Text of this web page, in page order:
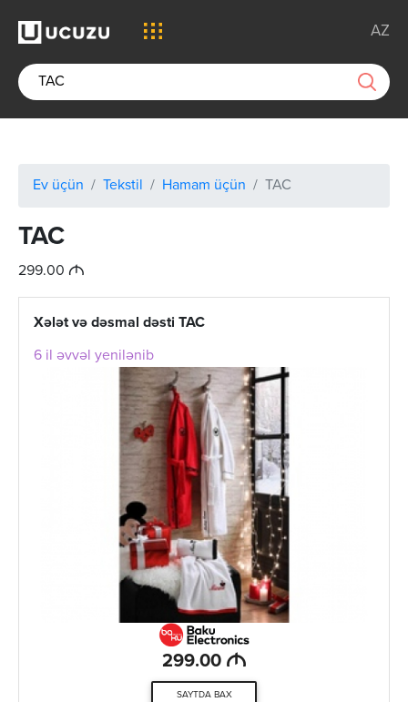
AZ
Ev üçün Tekstil Hamam üçün TAC
TAC
299.00 M
Xələt və dəsmal dəsti TAC
6 il əvvəl yenilənib
299.00 M
SAYTDA BAX